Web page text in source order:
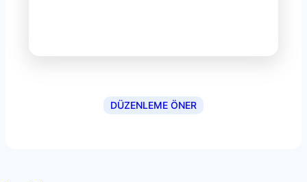
DÜZENLEME ÖNER